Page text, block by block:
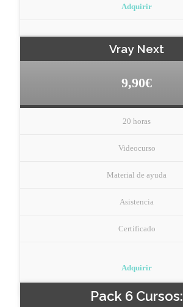
Adquirir
Vray Next
9,90€
20 horas
Videocurso
Material de ayuda
Asistencia
Certificado
Adquirir
Pack 6 Cursos: